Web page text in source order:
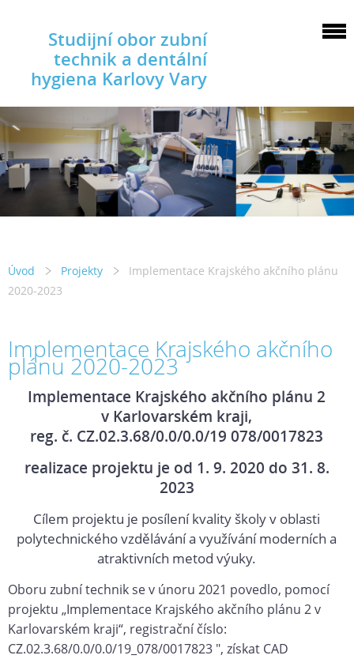
Studijní obor zubní
technik a dentální
hygiena Karlovy Vary
Úvod Projekty
Implementace Krajského akčního plánu
2020-2023
Implementace Krajského akčního
plánu 2020-2023
Implementace Krajského akčního plánu 2
v Karlovarském kraji,
reg. č. CZ.02.3.68/0.0/0.0/19 078/0017823
realizace projektu je od 1. 9. 2020 do 31. 8.
2023
Cílem projektu je posílení kvality školy v oblasti
polytechnického vzdělávání a využívání moderních a
atraktivních metod výuky.
Oboru zubní technik se v únoru 2021 povedlo, pomocí
projektu „Implementace Krajského akčního plánu 2 v
Karlovarském kraji“, registrační číslo:
CZ.02.3.68/0.0/0.0/19_078/0017823 ", získat CAD